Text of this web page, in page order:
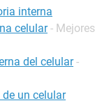
interna
celular - Mejores
del celular -
un celular